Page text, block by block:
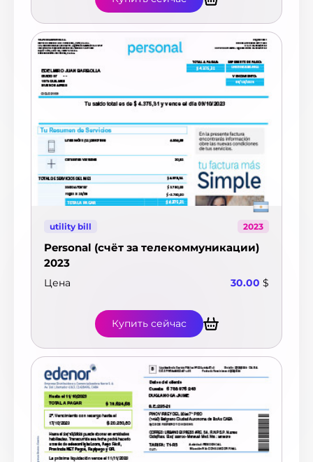
utility bill 2023
Personal (счёт за телекоммуникации)
2023
Цена 30.00 $
Купить сейчас